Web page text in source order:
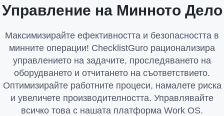
Управление на Минното Дело
Максимизирайте ефективността и безопасността в
минните операции! ChecklistGuro рационализира
управлението на задачите, проследяването на
оборудването и отчитането на съответствието.
Оптимизирайте работните процеси, намалете риска
и увеличете производителността. Управлявайте
всичко това с нашата платформа Work OS.